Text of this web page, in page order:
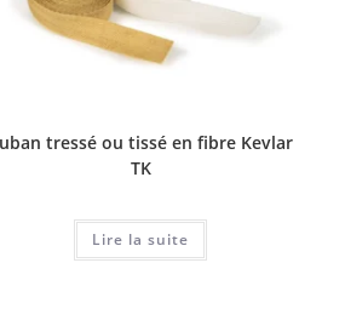
tressé ou tissé en fibre Kevlar
TK
Lire la suite